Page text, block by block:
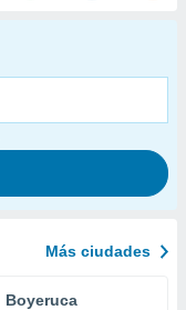
Más ciudades
Boyeruca